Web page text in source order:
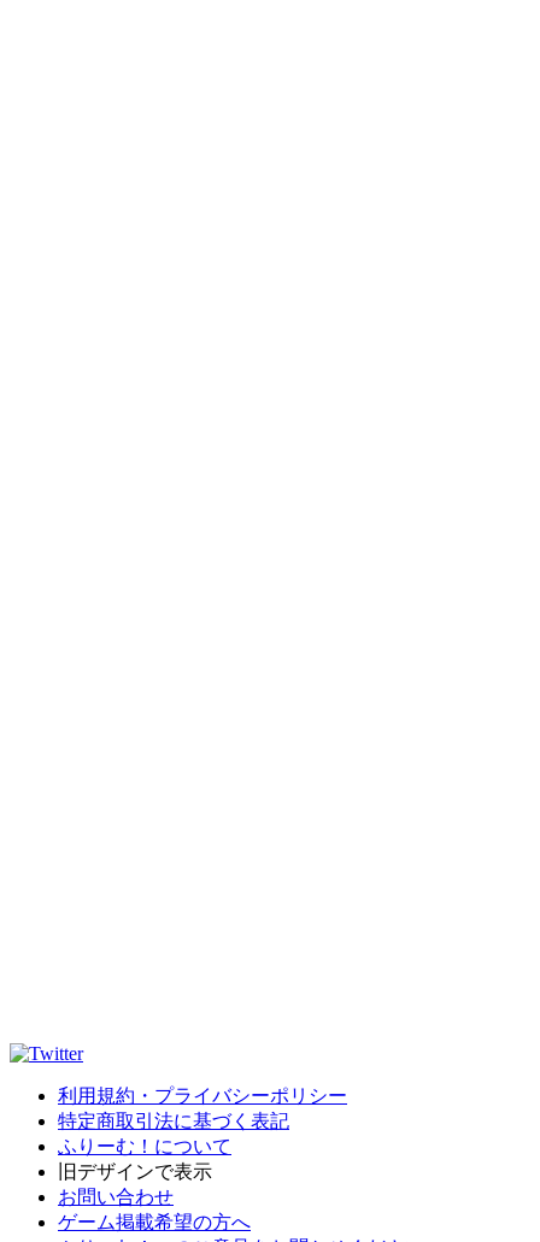
利用規約・プライバシーポリシー
特定商取引法に基づく表記
ふりーむ！について
旧デザインで表示
お問い合わせ
ゲーム掲載希望の方へ